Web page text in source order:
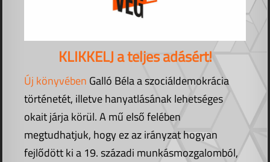
KLIKKELJ a teljes adásért!
Új könyvében Galló Béla a szociáldemokrácia
történetét, illetve hanyatlásának lehetséges
okait járja körül. A mű első felében
megtudhatjuk, hogy ez az irányzat hogyan
fejlődött ki a 19. századi munkásmozgalomból,